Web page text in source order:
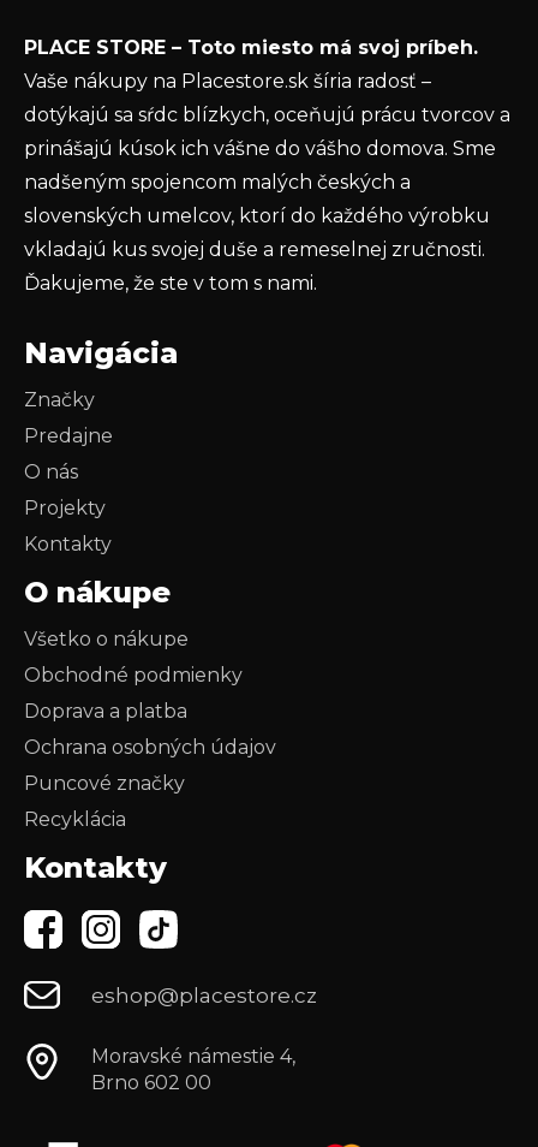
ochrany osobných údajov
PRIHLÁSIŤ SA
PLACE STORE – Toto miesto má svoj príbeh.
Vaše nákupy na Placestore.sk šíria radosť –
dotýkajú sa sŕdc blízkych, oceňujú prácu tvorcov a
prinášajú kúsok ich vášne do vášho domova. Sme
nadšeným spojencom malých českých a
slovenských umelcov, ktorí do každého výrobku
vkladajú kus svojej duše a remeselnej zručnosti.
Ďakujeme, že ste v tom s nami.
Navigácia
Značky
Predajne
O nás
Projekty
Kontakty
O nákupe
Všetko o nákupe
Obchodné podmienky
Doprava a platba
Ochrana osobných údajov
Puncové značky
Recyklácia
Kontakty
eshop@placestore.cz
Moravské námestie 4,
Brno 602 00